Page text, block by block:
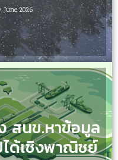
June 2026
สนข.หาข้อมูล
ได้เชิงพาณิชย์